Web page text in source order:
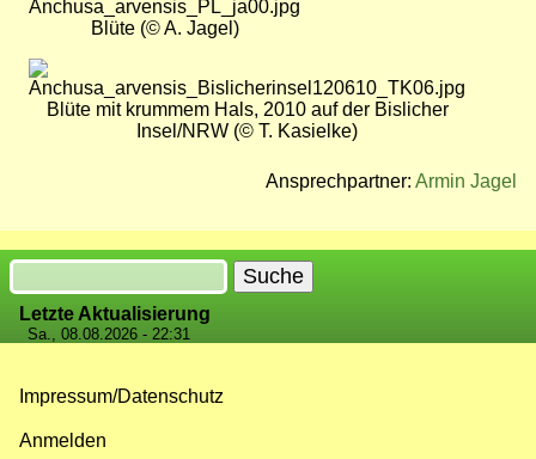
Blüte (© A. Jagel)
Bild
Blüte mit krummem Hals, 2010 auf der Bislicher
Insel/NRW (© T. Kasielke)
Ansprechpartner: Armin Jagel
Suche
Letzte Aktualisierung
Sa., 08.08.2026 - 22:31
Impressum/Datenschutz
Anmelden